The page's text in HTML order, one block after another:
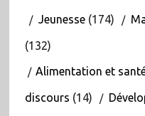
Jeunesse(174)
(132)
Alimentation et
discours (14)